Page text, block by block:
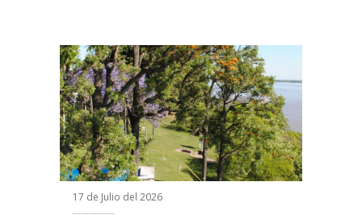
17 de Julio del 2026